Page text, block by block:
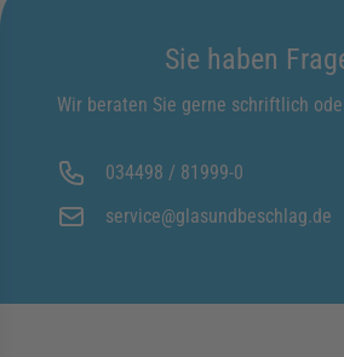
Sie haben
Wir beraten Sie gerne schriftlich
034498 / 81999-0
service@glasundbeschlag.de